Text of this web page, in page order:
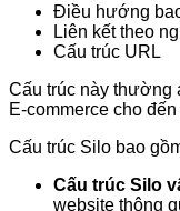
Điều hướng
Liên kết theo
Cấu trúc URL
Cấu trúc này thường
E-commerce cho
Cấu trúc Silo bao
Cấu trúc Silo
website thông